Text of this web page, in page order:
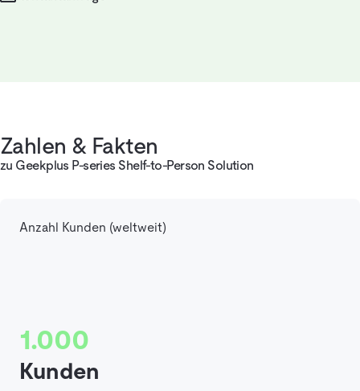
Zahlen & Fakten
zu Geekplus P-series Shelf-to-Person Solution
Anzahl Kunden (weltweit)
1.000
Kunden